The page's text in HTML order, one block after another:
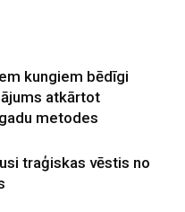
kungiem bēdīgi
atkārtot
metodes
traģiskas vēstis no